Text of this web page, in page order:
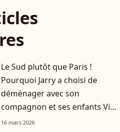
Le Sud plutôt que Paris !
Pourquoi Jarry a choisi de
déménager avec son
compagnon et ses enfants Vic
et Tim ?
16 mars 2026